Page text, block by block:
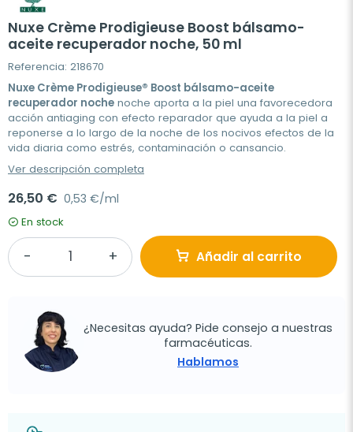
Nuxe Crème Prodigieuse Boost bálsamo-
aceite recuperador noche, 50 ml
Referencia: 218670
Nuxe Crème Prodigieuse® Boost bálsamo-aceite
recuperador noche noche aporta a la piel una favorecedora
acción antiaging con efecto reparador que ayuda a la piel a
reponerse a lo largo de la noche de los nocivos efectos de la
vida diaria como estrés, contaminación o cansancio.
Ver descripción completa
26,50 € 0,53 €/ml
En stock
Añadir al carrito
¿Necesitas ayuda? Pide consejo a nuestras
farmacéuticas.
Hablamos